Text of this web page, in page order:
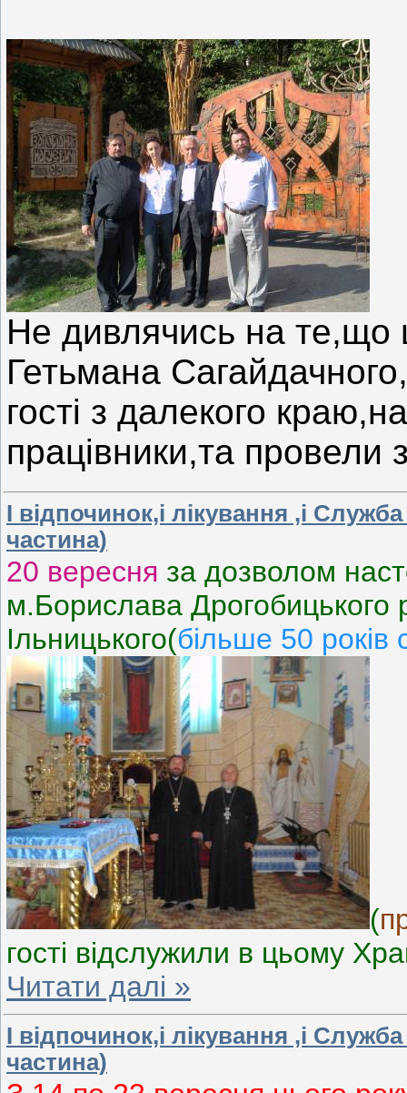
Не дивлячись на те,що
Гетьмана
гості з далекого
працівники,та провели
І відпочинок,і лікування ,і
частина)
20 вересня за дозволом
м.Борислава
Ільницького(більше 50
(
гості відслужили в цьому
Читати далі »
І відпочинок,і лікування ,і
частина)